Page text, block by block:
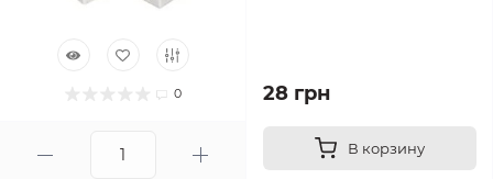
0 28 грн
В корзину